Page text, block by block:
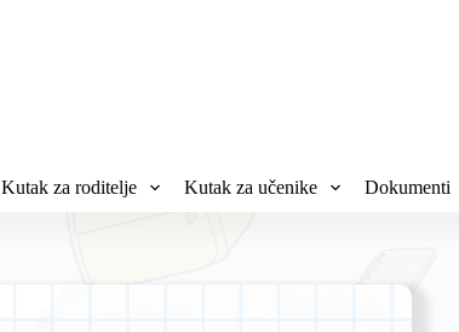
Kutak za roditelje Kutak za učenike Dokumenti